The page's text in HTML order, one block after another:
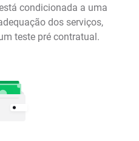
condicionada a uma
dos serviços,
teste pré contratual.